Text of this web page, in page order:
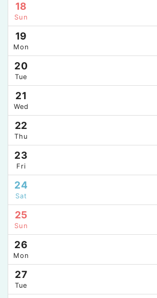
18
Sun
19
Mon
20
Tue
21
Wed
22
Thu
23
Fri
24
Sat
25
Sun
26
Mon
27
Tue